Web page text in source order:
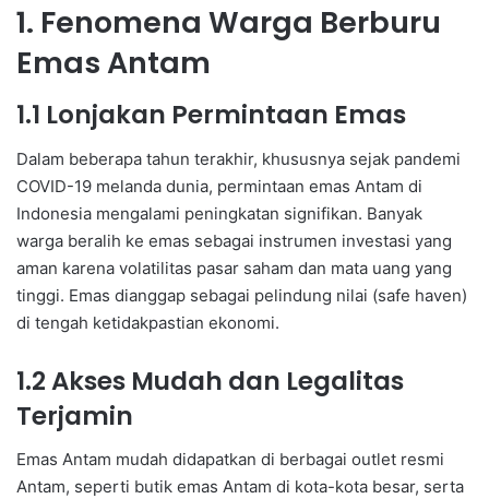
1. Fenomena Warga Berburu
Emas Antam
1.1 Lonjakan Permintaan Emas
Dalam beberapa tahun terakhir, khususnya sejak pandemi
COVID-19 melanda dunia, permintaan emas Antam di
Indonesia mengalami peningkatan signifikan. Banyak
warga beralih ke emas sebagai instrumen investasi yang
aman karena volatilitas pasar saham dan mata uang yang
tinggi. Emas dianggap sebagai pelindung nilai (safe haven)
di tengah ketidakpastian ekonomi.
1.2 Akses Mudah dan Legalitas
Terjamin
Emas Antam mudah didapatkan di berbagai outlet resmi
Antam, seperti butik emas Antam di kota-kota besar, serta